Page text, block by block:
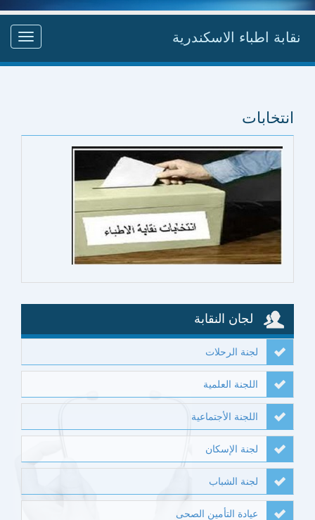
نقابة اطباء الاسكندرية
انتخابات
لجان النقابة
لجنة الرحلات
اللجنة العلمية
اللجنة الأجتماعية
لجنة الإسكان
لجنة الشباب
عيادة التأمين الصحى